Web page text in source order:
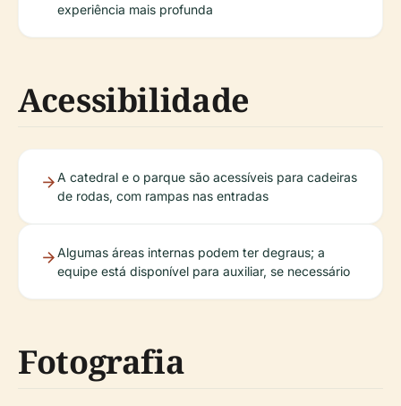
experiência mais profunda
Acessibilidade
A catedral e o parque são acessíveis para cadeiras
de rodas, com rampas nas entradas
Algumas áreas internas podem ter degraus; a
equipe está disponível para auxiliar, se necessário
Fotografia